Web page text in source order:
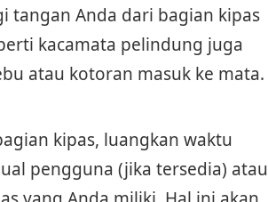
tangan Anda dari bagian kipas
kacamata pelindung juga
atau kotoran masuk ke mata.
kipas, luangkan waktu
pengguna (jika tersedia) atau